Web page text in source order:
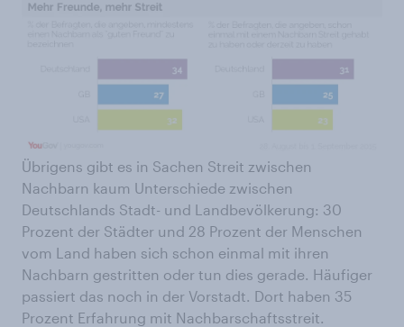
Übrigens gibt es in Sachen Streit zwischen
Nachbarn kaum Unterschiede zwischen
Deutschlands Stadt- und Landbevölkerung: 30
Prozent der Städter und 28 Prozent der Menschen
vom Land haben sich schon einmal mit ihren
Nachbarn gestritten oder tun dies gerade. Häufiger
passiert das noch in der Vorstadt. Dort haben 35
Prozent Erfahrung mit Nachbarschaftsstreit.